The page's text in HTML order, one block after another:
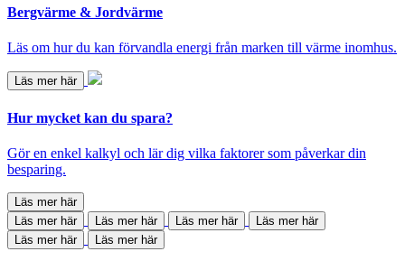
Bergvärme & Jordvärme
Läs om hur du kan förvandla energi från marken till värme inomhus.
Läs mer här
Hur mycket kan du spara?
Gör en enkel kalkyl och lär dig vilka faktorer som påverkar din
besparing.
Läs mer här
Läs mer här
Läs mer här Läs mer här
Läs mer här
Läs mer här
Läs mer här